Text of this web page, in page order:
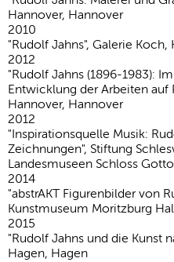
Hannover, Hannover
2010
"Rudolf Jahns", Galerie Koch,
2012
"Rudolf Jahns (1896-1983):
Entwicklung der Arbeiten auf
Hannover, Hannover
2012
"Inspirationsquelle Musik:
Zeichnungen", Stiftung
Landesmuseen Schloss
2014
"abstrAKT Figurenbilder von
Kunstmuseum Moritzburg
2015
"Rudolf Jahns und die Kunst
Hagen, Hagen